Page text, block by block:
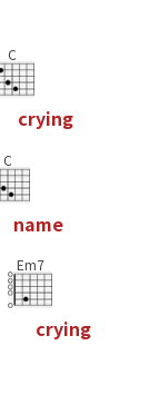
C
crying
C
name
Em7
crying